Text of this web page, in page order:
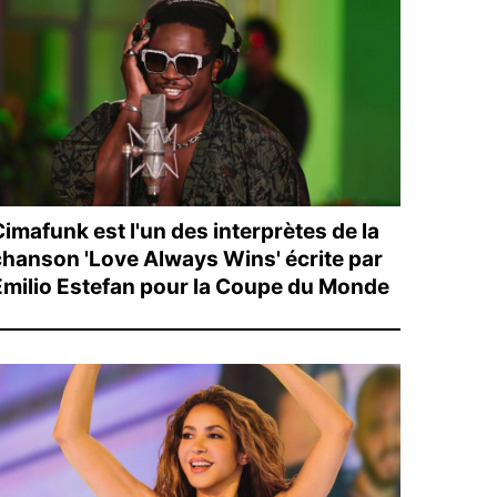
est l'un des interprètes de la
'Love Always Wins' écrite par
Estefan pour la Coupe du Monde